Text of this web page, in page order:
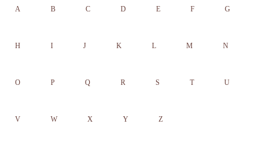
A B C D E F G
H I J K L M N
O P Q R S T U
V W X Y Z